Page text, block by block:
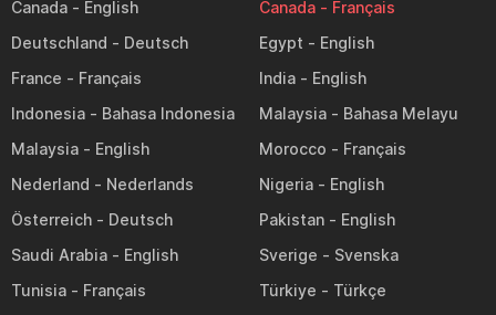
Canada
Canada
Deutschland
Egypt
France
India
Indonesia
Malaysia
Malaysia
Morocco
Nederland
Nigeria
Österreich
Pakistan
Saudi Arabia
Sverige
Tunisia
Türkiye